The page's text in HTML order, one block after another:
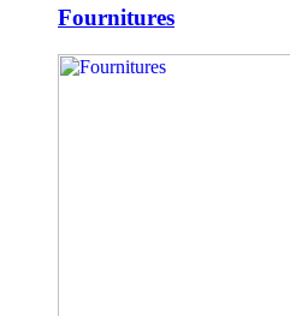
Fournitures